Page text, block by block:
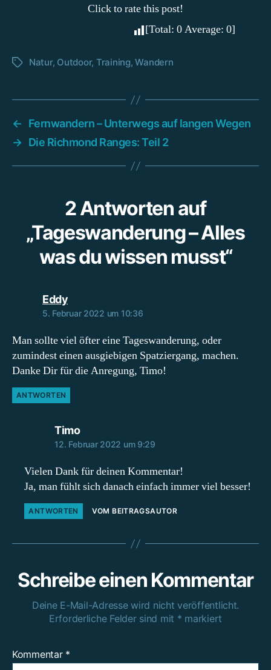
Click to rate this post!
[Total: 0Average: 0]
Schlagwörter
Natur, Outdoor, Training,Wandern
←
Fernwandern – Unterwegs auf langen Wegen
→
Die Richmond Ranges: Teil 2
2 Antworten auf
„Tageswanderung – Alles
was du wissen musst“
Eddysagt:
5. Februar 2022 um 10:36
Man sollte viel öfter eine Tageswanderung, oder
zumindest einen ausgiebigen Spatziergang, machen.
Danke Dir für die Anregung, Timo!
ANTWORTEN
Timosagt:
12. Februar 2022 um 9:29
Vielen Dank für deinen Kommentar!
Ja, man fühlt sich danach einfach immer viel besser!
ANTWORTEN VOM BEITRAGSAUTOR
Schreibe einen Kommentar
Deine E-Mail-Adresse wird nicht veröffentlicht.
Erforderliche Felder sind mit * markiert
Kommentar *